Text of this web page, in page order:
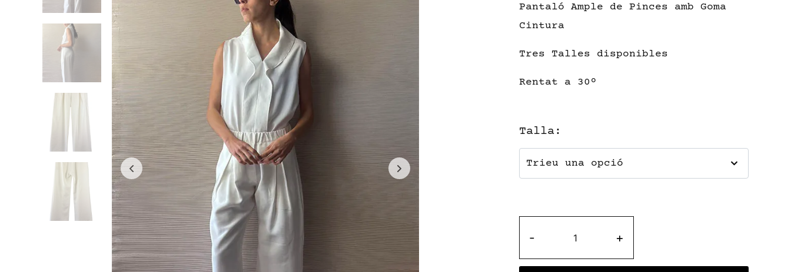
Pantaló Ample de Pinces amb Goma
Cintura
Tres Talles disponibles
Rentat a 30º
Talla:
- +